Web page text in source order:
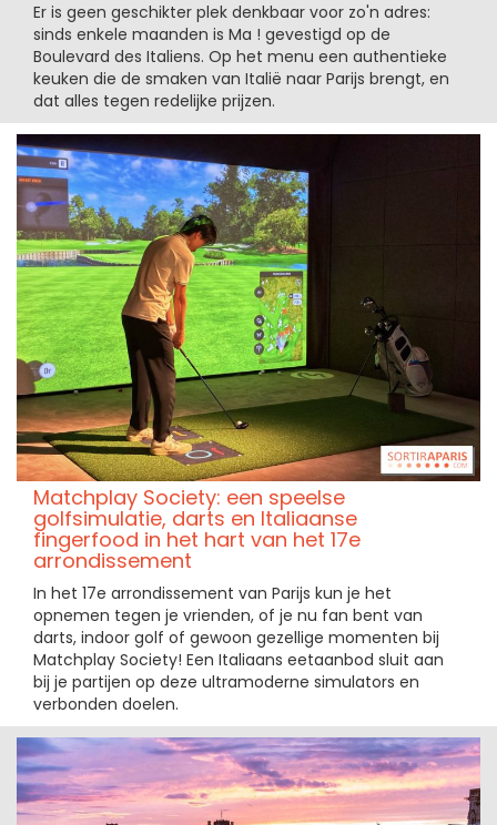
Er is geen geschikter plek denkbaar voor zo'n adres:
sinds enkele maanden is Ma ! gevestigd op de
Boulevard des Italiens. Op het menu een authentieke
keuken die de smaken van Italië naar Parijs brengt, en
dat alles tegen redelijke prijzen.
Matchplay Society: een speelse
golfsimulatie, darts en Italiaanse
fingerfood in het hart van het 17e
arrondissement
In het 17e arrondissement van Parijs kun je het
opnemen tegen je vrienden, of je nu fan bent van
darts, indoor golf of gewoon gezellige momenten bij
Matchplay Society! Een Italiaans eetaanbod sluit aan
bij je partijen op deze ultramoderne simulators en
verbonden doelen.